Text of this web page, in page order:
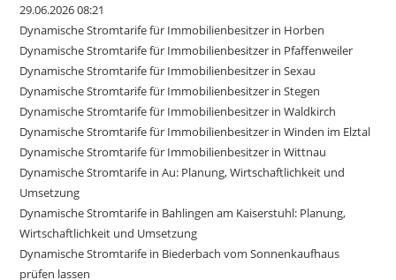
29.06.2026 08:21
Dynamische Stromtarife für Immobilienbesitzer in Horben
Dynamische Stromtarife für Immobilienbesitzer in Pfaffenweiler
Dynamische Stromtarife für Immobilienbesitzer in Sexau
Dynamische Stromtarife für Immobilienbesitzer in Stegen
Dynamische Stromtarife für Immobilienbesitzer in Waldkirch
Dynamische Stromtarife für Immobilienbesitzer in Winden im Elztal
Dynamische Stromtarife für Immobilienbesitzer in Wittnau
Dynamische Stromtarife in Au: Planung, Wirtschaftlichkeit und
Umsetzung
Dynamische Stromtarife in Bahlingen am Kaiserstuhl: Planung,
Wirtschaftlichkeit und Umsetzung
Dynamische Stromtarife in Biederbach vom Sonnenkaufhaus
prüfen lassen